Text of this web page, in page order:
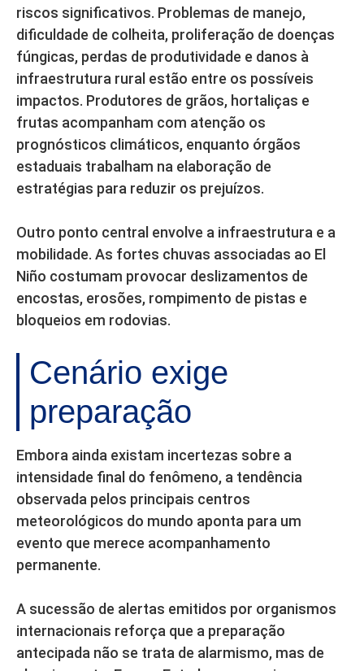
riscos significativos. Problemas de manejo,
dificuldade de colheita, proliferação de doenças
fúngicas, perdas de produtividade e danos à
infraestrutura rural estão entre os possíveis
impactos. Produtores de grãos, hortaliças e
frutas acompanham com atenção os
prognósticos climáticos, enquanto órgãos
estaduais trabalham na elaboração de
estratégias para reduzir os prejuízos.
Outro ponto central envolve a infraestrutura e a
mobilidade. As fortes chuvas associadas ao El
Niño costumam provocar deslizamentos de
encostas, erosões, rompimento de pistas e
bloqueios em rodovias.
Cenário exige
preparação
Embora ainda existam incertezas sobre a
intensidade final do fenômeno, a tendência
observada pelos principais centros
meteorológicos do mundo aponta para um
evento que merece acompanhamento
permanente.
A sucessão de alertas emitidos por organismos
internacionais reforça que a preparação
antecipada não se trata de alarmismo, mas de